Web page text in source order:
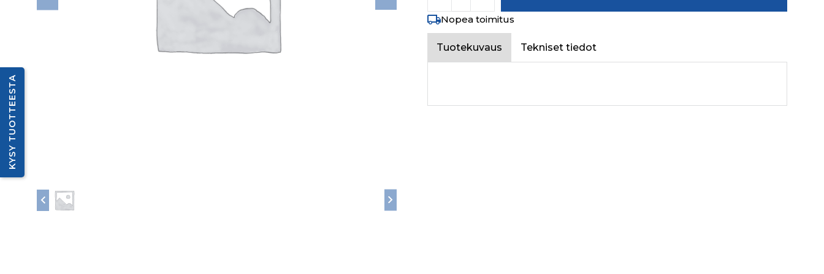
Nopea toimitus
Tuotekuvaus Tekniset tiedot
KYSY TUOTTEESTA